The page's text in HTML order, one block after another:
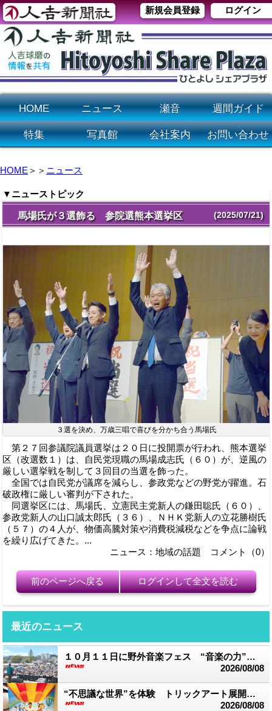
ログイン
新規会員登録
HOME ニュース 瀬音 週間ガイド
特集 写真館 会社案内 お問い合わせ
HOME ＞＞ ニュース
▼ニューストピック
馬場氏が３選飾る 参院選熊本選挙区 (2025/07/21)
３選を決め、万歳三唱で喜びを分かち合う馬場氏
第２７回参議院議員選挙は２０日に投開票が行われ、熊本選挙
区（改選数１）は、自民党現職の馬場成志氏（６０）が、逆風の
厳しい選挙戦を制して３回目の当選を飾った。
全国では自民党が議席を減らし、参政党などの野党が躍進。石
破政権に厳しい審判が下された。
同選挙区には、馬場氏、立憲民主党新人の鎌田聡氏（６０）、
参政党新人の山口誠太郎氏（３６）、ＮＨＫ党新人の立花勝樹氏
（５７）の４人が、物価高騰対策や消費税減税などを争点に論戦
を繰り広げてきた。...
ニュース：地域の話題 コメント（0）
前のページへ戻る ログインして全文を読む
最近のニュース
１０月１１日に野外音楽フェス “音楽の力”で被災地支援
2026/08/08
“不思議な世界”を体験 トリックアート展開催中 湯前まんが美術館
2026/08/08